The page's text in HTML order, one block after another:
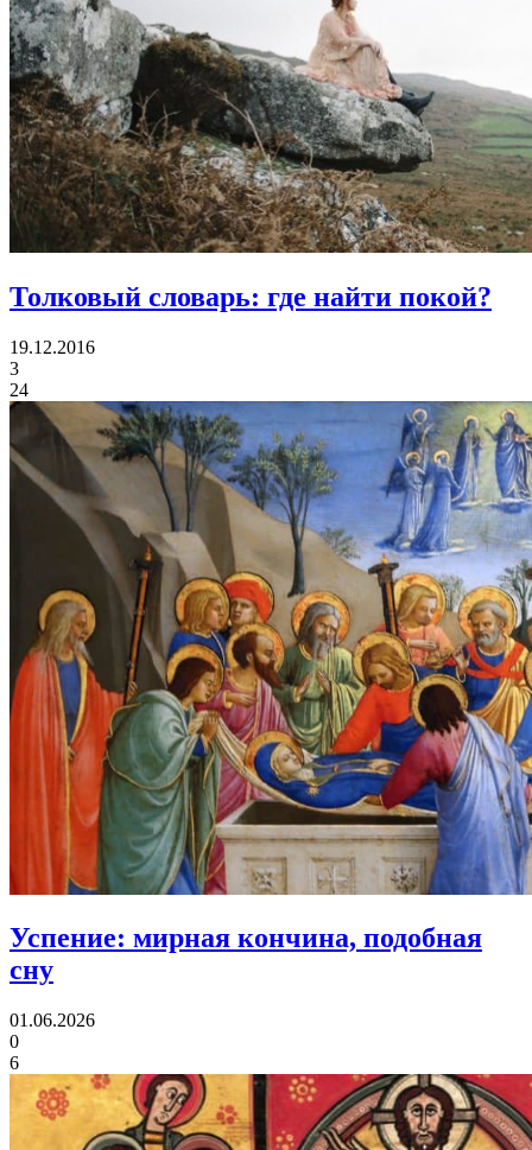
Толковый словарь: где найти покой?
19.12.2016
3
24
Успение: мирная кончина, подобная
сну
01.06.2026
0
6